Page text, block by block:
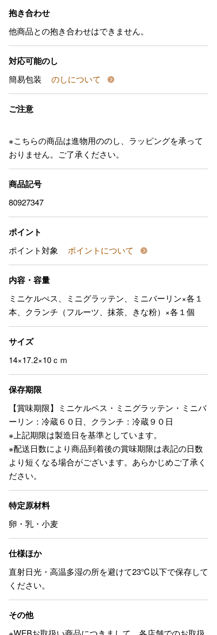
抱き合わせ
他商品との抱き合わせはできません。
対応可能のし
簡易包装
のしについて
ご注意
※こちらの商品は進物用ののし、ラッピングを承って
おりません。ご了承ください。
商品記号
80927347
ポイント
ポイント対象
ポイントについて
内容・容量
ミニケルぺス、ミニグラッテン、ミニバーリン×各１
本、クランチ（フルーツ、抹茶、きな粉）×各１個
サイズ
14×17.2×10ｃｍ
保存期限
【賞味期限】ミニケルペス・ミニグラッテン・ミニバ
ーリン：冷蔵６０日、クランチ：冷蔵９０日
※上記期限は製造日を基準としています。
※配送日数により商品到着後の賞味期限は表記の日数
より短くなる場合がございます。あらかじめご了承く
ださい。
特定原材料
卵・乳・小麦
仕様ほか
直射日光・高温多湿の所を避けて23℃以下で保存して
ください。
その他